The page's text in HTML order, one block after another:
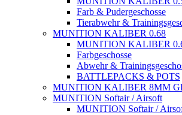
Farb & Pudergeschosse
Tierabwehr &
MUNITION KALIBER 0.68
MUNITION KALIBER
Farbgeschosse
Abwehr &
BATTLEPACKS & POTS
MUNITION KALIBER 8MM
MUNITION Softair / Airsoft
MUNITION Softair /